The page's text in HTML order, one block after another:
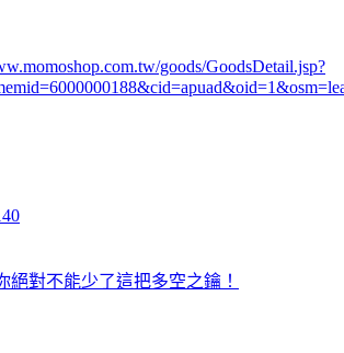
goods/GoodsDetail.jsp?
絕對不能少了這把多空之鑰！